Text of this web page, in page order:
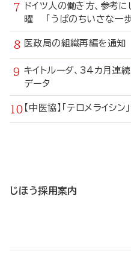
ドイツ人の働き方、参
曜 「うぱのちいさな一歩
医政局の組織再編を通
キイトルーダ、34カ月
データ
【中医協】「テロメライ
じほう採用案内